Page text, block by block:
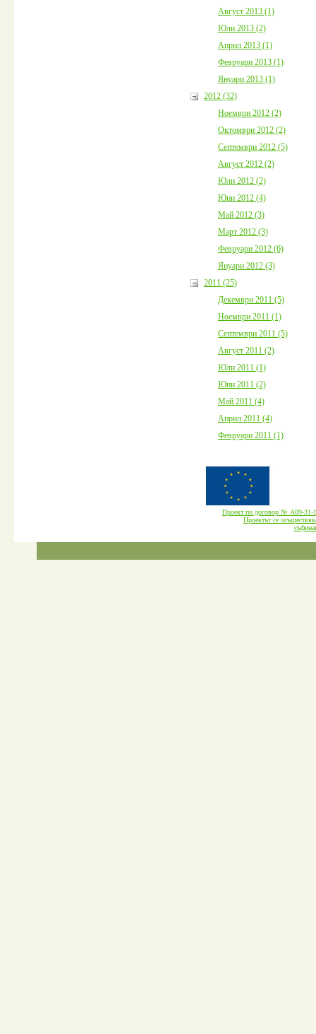
Август 2013 (1)
Юли 2013 (2)
Април 2013 (1)
Февруари 2013 (1)
Януари 2013 (1)
2012 (32)
Ноември 2012 (2)
Октомври 2012 (2)
Септември 2012 (5)
Август 2012 (2)
Юли 2012 (2)
Юни 2012 (4)
Май 2012 (3)
Март 2012 (3)
Февруари 2012 (6)
Януари 2012 (3)
2011 (25)
Декември 2011 (5)
Ноември 2011 (1)
Септември 2011 (5)
Август 2011 (2)
Юли 2011 (1)
Юни 2011 (2)
Май 2011 (4)
Април 2011 (4)
Февруари 2011 (1)
Проект по договор № А09-
Проектът се